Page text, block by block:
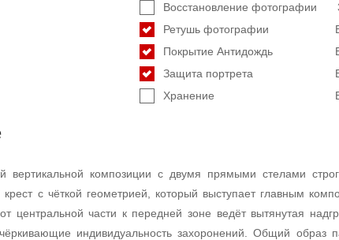
Восстановление фотографии
Ретушь фотографии
Покрытие Антидождь
Защита портрета
Хранение
вертикальной композиции с двумя прямыми стелами
с чёткой геометрией, который выступает главным
центральной части к передней зоне ведёт вытянутая
индивидуальность захоронений. Общий образ